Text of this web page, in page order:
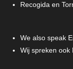
Recogida en
We also speak
Wij spreken ook